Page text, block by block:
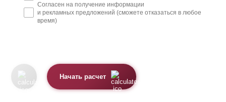
Согласен на получение информации
и рекламных предложений (сможете отказаться в любое
время)
Начать расчет